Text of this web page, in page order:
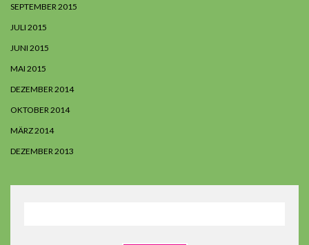
SEPTEMBER 2015
JULI 2015
JUNI 2015
MAI 2015
DEZEMBER 2014
OKTOBER 2014
MÄRZ 2014
DEZEMBER 2013